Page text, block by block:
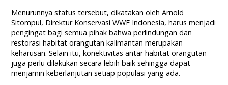
Menurunnya status tersebut, dikatakan oleh Arnold
Sitompul, Direktur Konservasi WWF Indonesia, harus menjadi
pengingat bagi semua pihak bahwa perlindungan dan
restorasi habitat orangutan kalimantan merupakan
keharusan. Selain itu, konektivitas antar habitat orangutan
juga perlu dilakukan secara lebih baik sehingga dapat
menjamin keberlanjutan setiap populasi yang ada.